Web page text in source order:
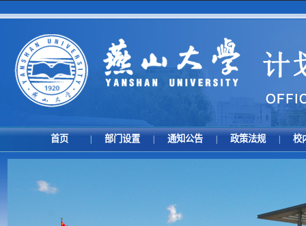
首页 部门设置 通知公告 政策法规 校